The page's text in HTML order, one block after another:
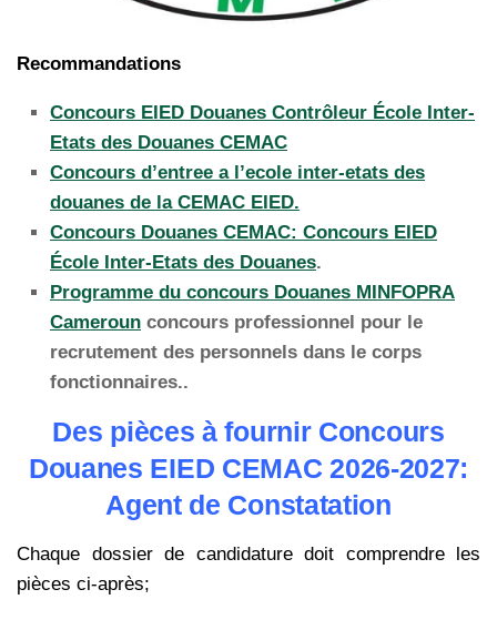
Recommandations
Concours EIED Douanes Contrôleur École Inter-
Etats des Douanes CEMAC
Concours d’entree a l’ecole inter-etats des
douanes de la CEMAC EIED.
Concours Douanes CEMAC: Concours EIED
École Inter-Etats des Douanes.
Programme du concours Douanes MINFOPRA
Cameroun concours professionnel pour le
recrutement des personnels dans le corps
fonctionnaires..
Des pièces à fournir Concours
Douanes EIED CEMAC 2026-2027:
Agent de Constatation
Chaque dossier de candidature doit comprendre les
pièces ci-après;